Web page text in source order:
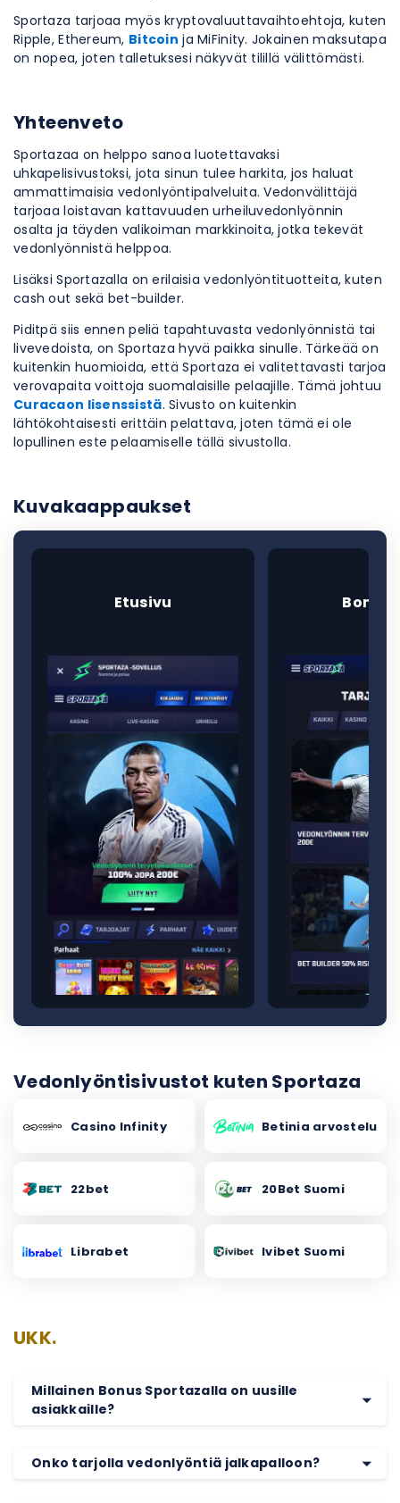
Sportaza tarjoaa myös kryptovaluuttavaihtoehtoja, kuten
Ripple, Ethereum, Bitcoin ja MiFinity. Jokainen maksutapa
on nopea, joten talletuksesi näkyvät tilillä välittömästi.
Yhteenveto
Sportazaa on helppo sanoa luotettavaksi
uhkapelisivustoksi, jota sinun tulee harkita, jos haluat
ammattimaisia ​​vedonlyöntipalveluita. Vedonvälittäjä
tarjoaa loistavan kattavuuden urheiluvedonlyönnin
osalta ja täyden valikoiman markkinoita, jotka tekevät
vedonlyönnistä helppoa.
Lisäksi Sportazalla on erilaisia ​​vedonlyöntituotteita, kuten
cash out sekä bet-builder.
Piditpä siis ennen peliä tapahtuvasta vedonlyönnistä tai
livevedoista, on Sportaza hyvä paikka sinulle. Tärkeää on
kuitenkin huomioida, että Sportaza ei valitettavasti tarjoa
verovapaita voittoja suomalaisille pelaajille. Tämä johtuu
Curacaon lisenssistä. Sivusto on kuitenkin
lähtökohtaisesti erittäin pelattava, joten tämä ei ole
lopullinen este pelaamiselle tällä sivustolla.
Kuvakaappaukset
Etusivu
Vedonlyöntisivustot kuten Sportaza
Casino Infinity Betinia arvostelu
22bet 20Bet Suomi
Librabet Ivibet Suomi
UKK.
Millainen Bonus Sportazalla on uusille
asiakkaille?
Onko tarjolla vedonlyöntiä jalkapalloon?